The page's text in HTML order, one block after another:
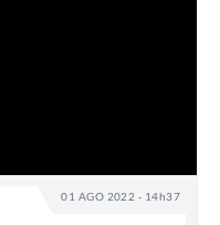
01 AGO 2022 - 14h37